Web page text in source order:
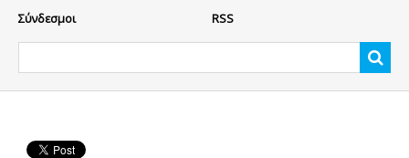
Σύνδεσμοι RSS